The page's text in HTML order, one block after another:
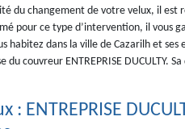
du changement de votre velux, il
pour ce type d’intervention, il vous
habitez dans la ville de Cazarilh et
du couvreur ENTREPRISE
: ENTREPRISE